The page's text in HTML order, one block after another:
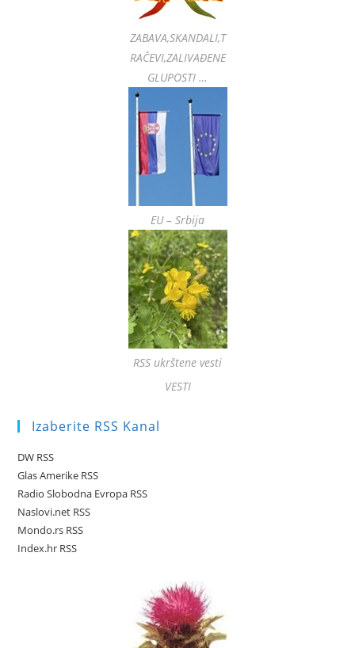
ZABAVA,SKANDALI,T
RAČEVI,ZALIVAĐENE
GLUPOSTI …
EU – Srbija
RSS ukrštene vesti
VESTI
Izaberite RSS Kanal
DW RSS
Glas Amerike RSS
Radio Slobodna Evropa RSS
Naslovi.net RSS
Mondo.rs RSS
Index.hr RSS